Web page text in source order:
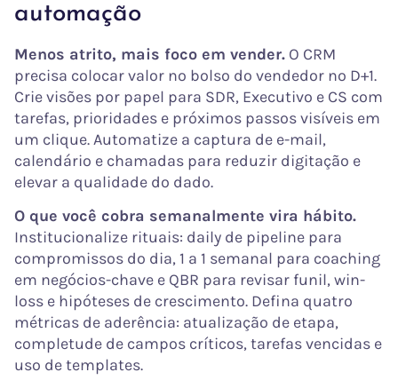
automação
Menos atrito, mais foco em vender. O CRM
precisa colocar valor no bolso do vendedor no D+1.
Crie visões por papel para SDR, Executivo e CS com
tarefas, prioridades e próximos passos visíveis em
um clique. Automatize a captura de e-mail,
calendário e chamadas para reduzir digitação e
elevar a qualidade do dado.
O que você cobra semanalmente vira hábito.
Institucionalize rituais: daily de pipeline para
compromissos do dia, 1 a 1 semanal para coaching
em negócios-chave e QBR para revisar funil, win-
loss e hipóteses de crescimento. Defina quatro
métricas de aderência: atualização de etapa,
completude de campos críticos, tarefas vencidas e
uso de templates.